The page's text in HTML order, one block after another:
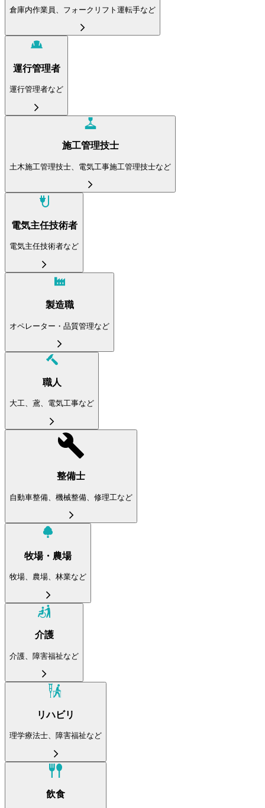
倉庫内作業員、フォークリフト運転手など
運行管理者
運行管理者など
施工管理技士
土木施工管理技士、電気工事施工管理技士など
電気主任技術者
電気主任技術者など
製造職
オペレーター・品質管理など
職人
大工、鳶、電気工事など
整備士
自動車整備、機械整備、修理工など
牧場・農場
牧場、農場、林業など
介護
介護、障害福祉など
リハビリ
理学療法士、障害福祉など
飲食